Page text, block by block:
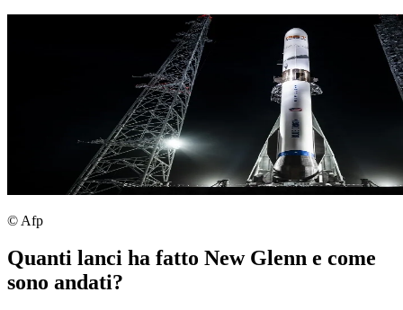
© Afp
Quanti lanci ha fatto New Glenn e come
sono andati?